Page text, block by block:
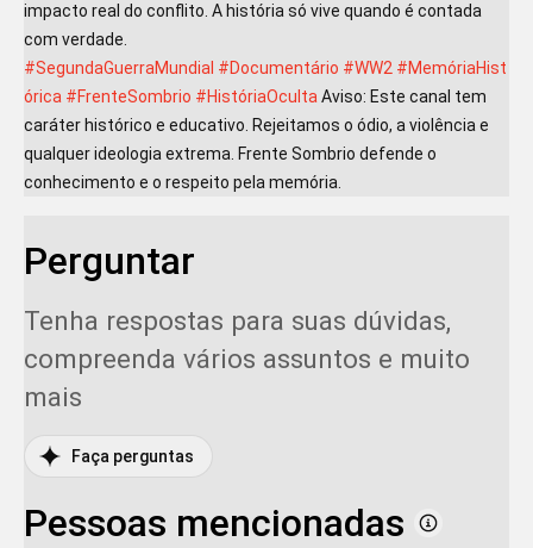
impacto real do conflito. A história só vive quando é contada
com verdade.
#SegundaGuerraMundial #Documentário #WW2 #MemóriaHist
órica #FrenteSombrio #HistóriaOcultaAviso: Este canal tem
caráter histórico e educativo. Rejeitamos o ódio, a violência e
qualquer ideologia extrema. Frente Sombrio defende o
conhecimento e o respeito pela memória.
Perguntar
Tenha respostas para suas dúvidas,
compreenda vários assuntos e muito
mais
Faça perguntas
Pessoas mencionadas